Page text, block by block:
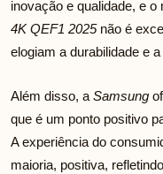
inovação e qualidade, e o
4K QEF1 2025não é
elogiam a durabilidade e
Além disso, a Samsung
que é um ponto positivo
A experiência do
maioria, positiva,